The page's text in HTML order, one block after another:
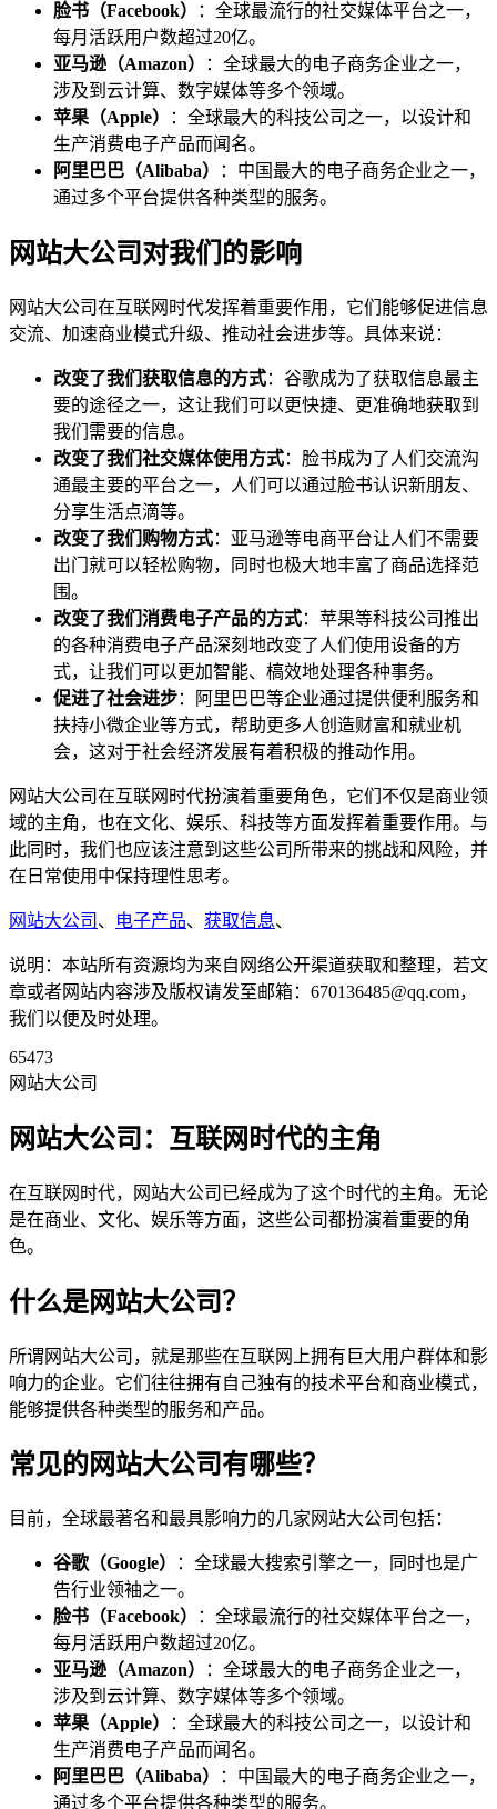
脸书（Facebook）
：全球最流行的社交媒体平台之一，
每月活跃用户数超过20亿。
亚马逊（Amazon）
：全球最大的电子商务企业之一，
涉及到云计算、数字媒体等多个领域。
苹果（Apple）
：全球最大的科技公司之一，以设计和
生产消费电子产品而闻名。
阿里巴巴（Alibaba）
：中国最大的电子商务企业之一，
通过多个平台提供各种类型的服务。
网站大公司对我们的影响
网站大公司在互联网时代发挥着重要作用，它们能够促进信息
交流、加速商业模式升级、推动社会进步等。具体来说：
改变了我们获取信息的方式：谷歌成为了获取信息最主
要的途径之一，这让我们可以更快捷、更准确地获取到
我们需要的信息。
改变了我们社交媒体使用方式：脸书成为了人们交流沟
通最主要的平台之一，人们可以通过脸书认识新朋友、
分享生活点滴等。
改变了我们购物方式：亚马逊等电商平台让人们不需要
出门就可以轻松购物，同时也极大地丰富了商品选择范
围。
改变了我们消费电子产品的方式：苹果等科技公司推出
的各种消费电子产品深刻地改变了人们使用设备的方
式，让我们可以更加智能、槁效地处理各种事务。
促进了社会进步：阿里巴巴等企业通过提供便利服务和
扶持小微企业等方式，帮助更多人创造财富和就业机
会，这对于社会经济发展有着积极的推动作用。
网站大公司在互联网时代扮演着重要角色，它们不仅是商业领
域的主角，也在文化、娱乐、科技等方面发挥着重要作用。与
此同时，我们也应该注意到这些公司所带来的挑战和风险，并
在日常使用中保持理性思考。
网站大公司 、 电子产品、 获取信息、
说明：本站所有资源均为来自网络公开渠道获取和整理，若文
章或者网站内容涉及版权请发至邮箱：670136485@qq.com，
我们以便及时处理。
65473
网站大公司
网站大公司：互联网时代的主角
在互联网时代，网站大公司已经成为了这个时代的主角。无论
是在商业、文化、娱乐等方面，这些公司都扮演着重要的角
色。
什么是网站大公司？
所谓网站大公司，就是那些在互联网上拥有巨大用户群体和影
响力的企业。它们往往拥有自己独有的技术平台和商业模式，
能够提供各种类型的服务和产品。
常见的网站大公司有哪些？
目前，全球最著名和最具影响力的几家网站大公司包括：
谷歌（Google）
：全球最大搜索引擎之一，同时也是广
告行业领袖之一。
脸书（Facebook）
：全球最流行的社交媒体平台之一，
每月活跃用户数超过20亿。
亚马逊（Amazon）
：全球最大的电子商务企业之一，
涉及到云计算、数字媒体等多个领域。
苹果（Apple）
：全球最大的科技公司之一，以设计和
生产消费电子产品而闻名。
阿里巴巴（Alibaba）
：中国最大的电子商务企业之一，
通过多个平台提供各种类型的服务。